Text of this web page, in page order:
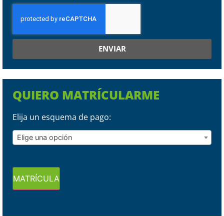
ENVIAR
QUIERO MATRÍCULARME
Elija un esquema de pago:
Elige una opción
MATRÍCULA